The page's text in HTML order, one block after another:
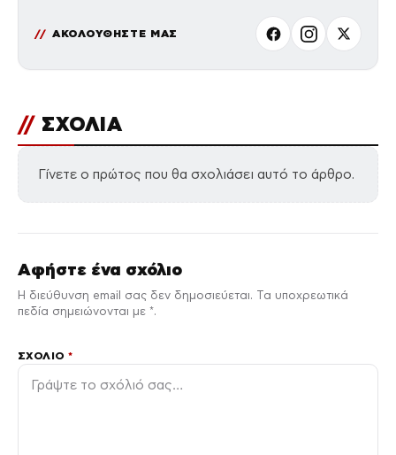
ΑΚΟΛΟΥΘΗΣΤΕ ΜΑΣ
// ΣΧΟΛΙΑ
Γίνετε ο πρώτος που θα σχολιάσει αυτό το άρθρο.
Αφήστε ένα σχόλιο
Η διεύθυνση email σας δεν δημοσιεύεται. Τα υποχρεωτικά
πεδία σημειώνονται με *.
ΣΧΌΛΙΟ*